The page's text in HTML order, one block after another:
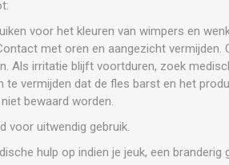
voor het kleuren van wimpers en
met oren en aangezicht
Als irritatie blijft voortduren, zoek
te vermijden dat de fles barst en het
bewaard worden.
voor uitwendig gebruik.
hulp op indien je jeuk, een